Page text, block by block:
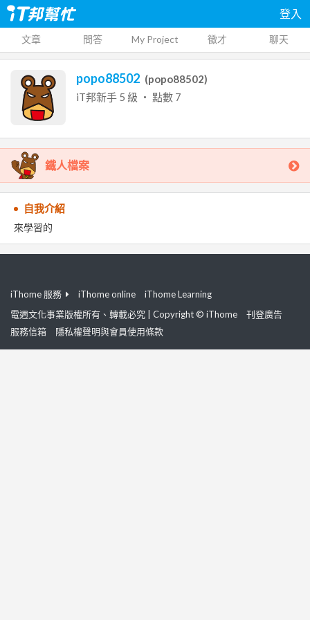
登入
文章 問答 My Project 徵才 聊天
popo88502 (popo88502)
iT邦新手 5 級 ‧ 點數 7
鐵人檔案
自我介紹
來學習的
iThome 服務 iThome online
iThome Learning
電週文化事業版權所有、轉載必究 | Copyright © iThome
刊登廣告
服務信箱
隱私權聲明與會員使用條款